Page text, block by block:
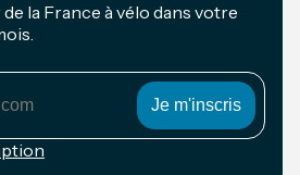
de la France à vélo dans votre